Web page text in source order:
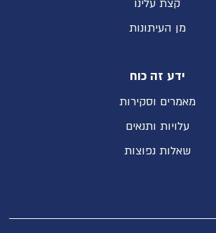
קצת עלינו
מן העיתונות
ידע זה כוח
מאמרים וסקירות
עלויות ותנאים
שאלות נפוצות